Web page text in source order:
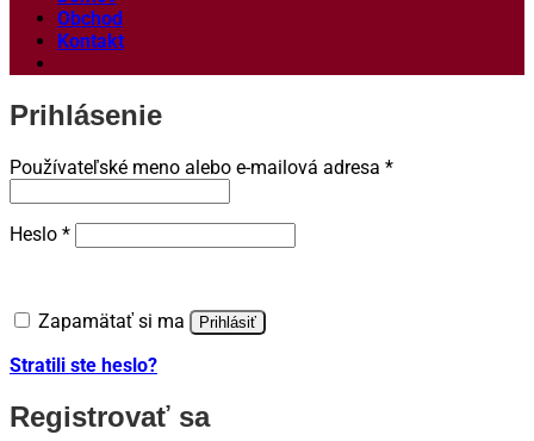
Obchod
Kontakt
Prihlásenie
Používateľské meno alebo e-mailová adresa *Povinné
Heslo *Povinné
Zapamätať si ma Prihlásiť
Stratili ste heslo?
Registrovať sa